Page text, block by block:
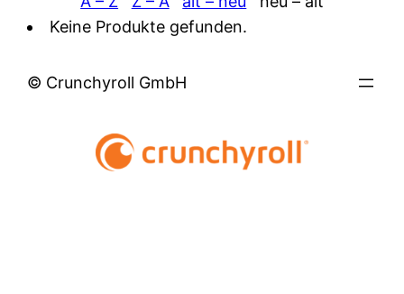
Keine Produkte gefunden.
© Crunchyroll GmbH